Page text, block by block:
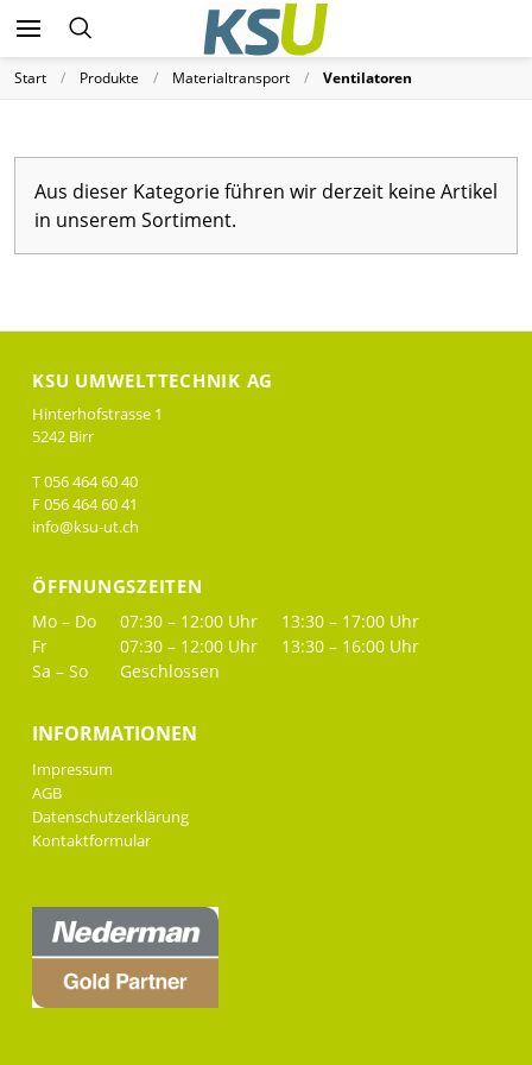
Start Produkte Materialtransport Ventilatoren
Aus dieser Kategorie führen wir derzeit keine Artikel
in unserem Sortiment.
KSU UMWELTTECHNIK AG
Hinterhofstrasse 1
5242 Birr
T 056 464 60 40
F 056 464 60 41
info@ksu-ut.ch
ÖFFNUNGSZEITEN
Mo – Do 07:30 – 12:00 Uhr
13:30 – 17:00 Uhr
Fr
07:30 – 12:00 Uhr
13:30 – 16:00 Uhr
Sa – So
Geschlossen
INFORMATIONEN
Impressum
AGB
Datenschutzerklärung
Kontaktformular